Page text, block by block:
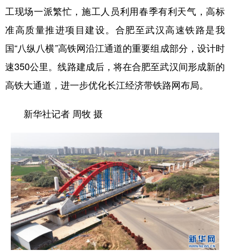
工现场一派繁忙，施工人员利用春季有利天气，高标
准高质量推进项目建设。合肥至武汉高速铁路是我
国“八纵八横”高铁网沿江通道的重要组成部分，设计时
速350公里。线路建成后，将在合肥至武汉间形成新的
高铁大通道，进一步优化长江经济带铁路网布局。
新华社记者 周牧 摄